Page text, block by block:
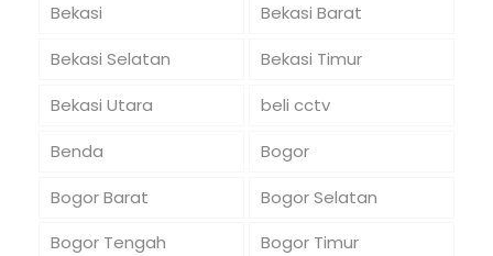
Bekasi
Bekasi Barat
Bekasi Selatan
Bekasi Timur
Bekasi Utara
beli cctv
Benda
Bogor
Bogor Barat
Bogor Selatan
Bogor Tengah
Bogor Timur